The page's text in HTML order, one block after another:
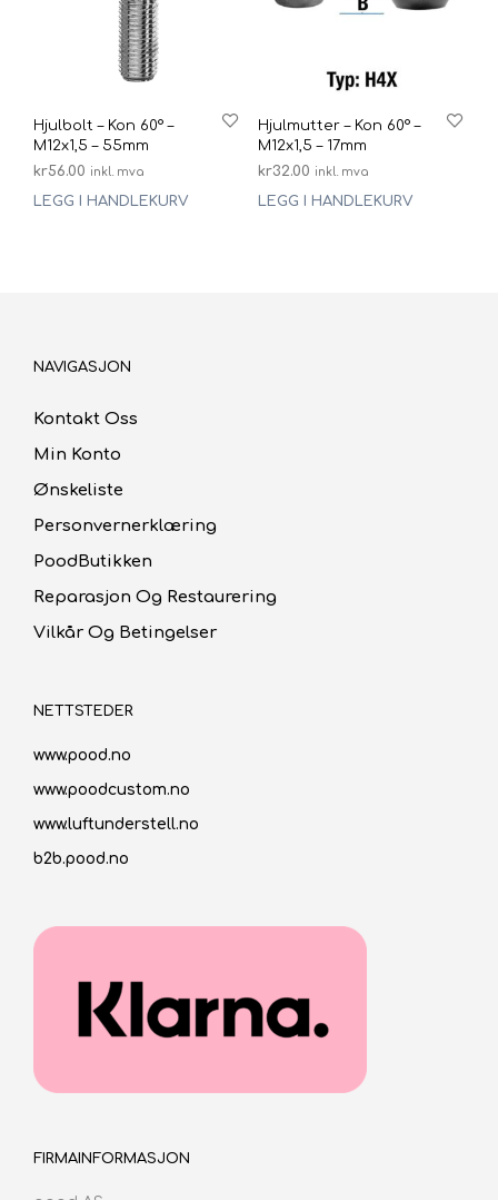
Hjulbolt – Kon 60° –
M12x1,5 – 55mm
kr56.00 inkl. mva
LEGG I HANDLEKURV
Hjulmutter – Kon 60° –
M12x1,5 – 17mm
kr32.00 inkl. mva
LEGG I HANDLEKURV
NAVIGASJON
Kontakt Oss
Min Konto
Ønskeliste
Personvernerklæring
PoodButikken
Reparasjon Og Restaurering
Vilkår Og Betingelser
NETTSTEDER
www.pood.no
www.poodcustom.no
www.luftunderstell.no
b2b.pood.no
FIRMAINFORMASJON